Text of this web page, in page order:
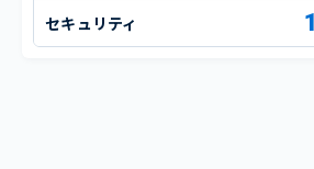
セキュリティ 1